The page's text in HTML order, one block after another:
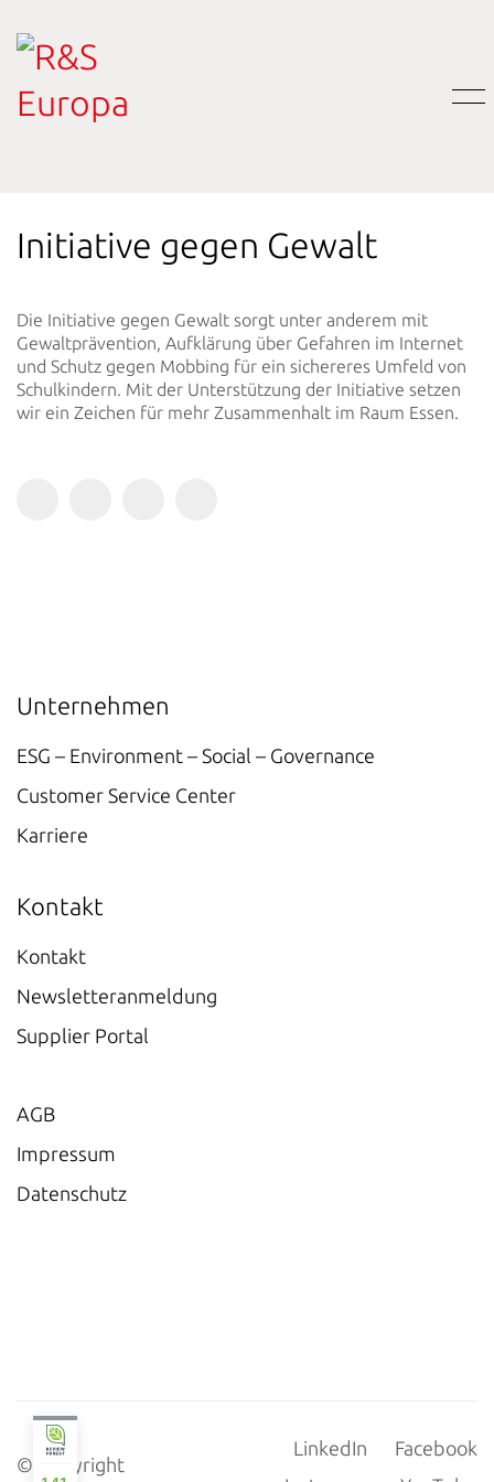
Initiative gegen Gewalt
Die Initiative gegen Gewalt sorgt unter anderem mit
Gewaltprävention, Aufklärung über Gefahren im Internet
und Schutz gegen Mobbing für ein sichereres Umfeld von
Schulkindern. Mit der Unterstützung der Initiative setzen
wir ein Zeichen für mehr Zusammenhalt im Raum Essen.
Unternehmen
ESG – Environment – Social – Governance
Customer Service Center
Karriere
Kontakt
Kontakt
Newsletteranmeldung
Supplier Portal
AGB
Impressum
Datenschutz
LinkedIn
Facebook
© Copyright